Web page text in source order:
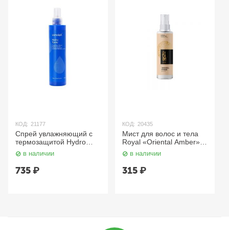
КОД: 21177
Спрей увлажняющий с
термозащитой Hydro
Spray, 240 мл. Concept
в наличии
735₽
КОД: 20435
Мист для волос и тела
Royal «Oriental Amber»,
105 мл. BeOn
в наличии
315₽